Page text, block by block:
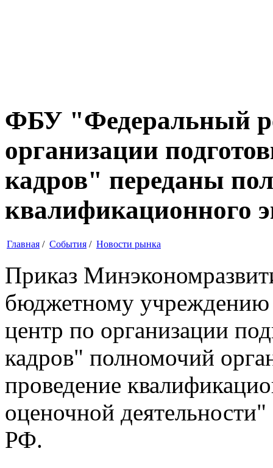
ФБУ "Федеральный
организации
кадров" переданы
квалификационного
Главная / События / Новости рынка
Приказ
бюджетному
центр по организации
кадров" полномочий
проведение
оценочной
РФ.